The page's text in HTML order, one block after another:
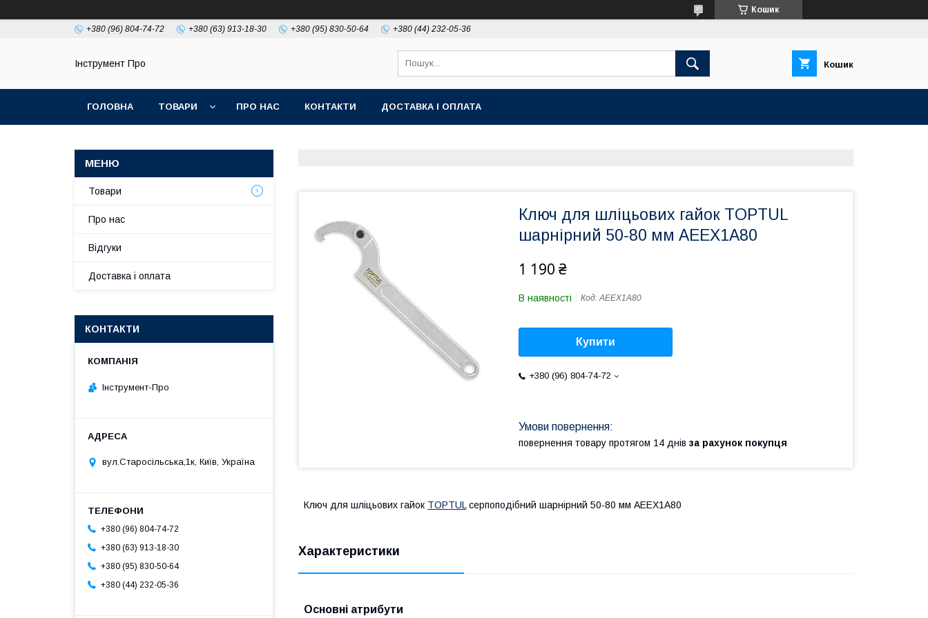
Кошик
+380 (96) 804-74-72 +380 (63) 913-18-30 +380 (95) 830-50-64 +380 (44) 232-05-36
Інструмент Про Кошик
ГОЛОВНА ТОВАРИ ПРО НАС КОНТАКТИ ДОСТАВКА І ОПЛАТА
Ключ для шліцьових гайок TOPTUL
шарнірний 50-80 мм AEEX1A80
1 190 ₴
В наявності Код:AEEX1A80
Купити
+380 (96) 804-74-72
повернення товару протягом 14 днів за рахунок покупця
Ключ для шліцьових гайок TOPTUL серпоподібний шарнірний 50-80 мм AEEX1A80
Характеристики
Основні атрибути
Товари
Про нас
Відгуки
Доставка і оплата
КОНТАКТИ
Інструмент-Про
вул.Старосільська,1к, Київ, Україна
+380 (96) 804-74-72
+380 (63) 913-18-30
+380 (95) 830-50-64
+380 (44) 232-05-36